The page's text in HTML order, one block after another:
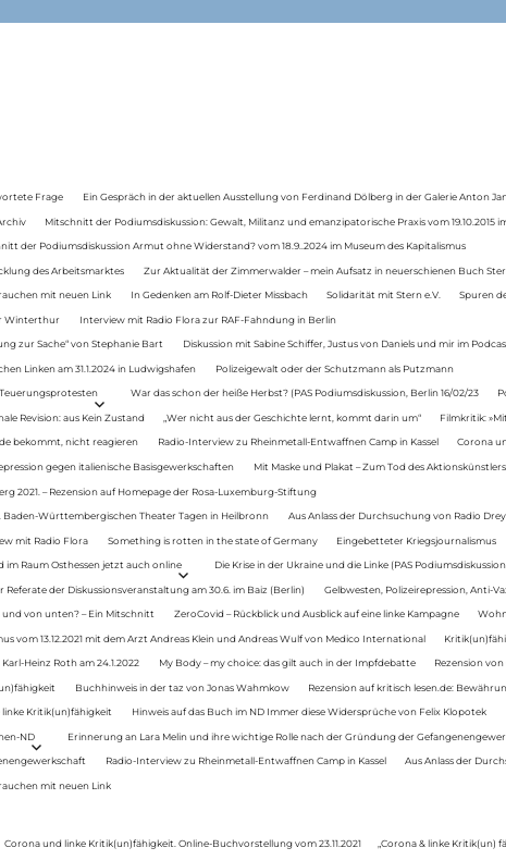
Frage Ein Gespräch in der aktuellen Ausstellung von Ferdinand Dölberg in der Galerie Anton
Mitschnitt der Podiumsdiskussion: Gewalt, Militanz und emanzipatorische Praxis vom 19.10.2015
der Podiumsdiskussion Armut ohne Widerstand? vom 18.9..2024 im Museum des Kapitalismus
des Arbeitsmarktes Zur Aktualität der Zimmerwalder – mein Aufsatz in neuerschienen Buch
mit neuen Link In Gedenken am Rolf-Dieter Missbach Solidarität mit Stern e.V. Spuren
Winterthur Interview mit Radio Flora zur RAF-Fahndung in Berlin
zur Sache“ von Stephanie Bart Diskussion mit Sabine Schiffer, Justus von Daniels und mir im
Linken am 31.1.2024 in Ludwigshafen Polizeigewalt oder der Schutzmann als Putzmann
Teuerungsprotesten War das schon der heiße Herbst? (PAS Podiumsdiskussion, Berlin 16/02/23
Revision: aus Kein Zustand „Wer nicht aus der Geschichte lernt, kommt darin um“ Filmkritik:
bekommt, nicht reagieren Radio-Interview zu Rheinmetall-Entwaffnen Camp in Kassel Corona
gegen italienische Basisgewerkschaften Mit Maske und Plakat – Zum Tod des
2021. – Rezension auf Homepage der Rosa-Luxemburg-Stiftung
Württembergischen Theater Tagen in Heilbronn Aus Anlass der Durchsuchung von Radio
mit Radio Flora Something is rotten in the state of Germany Eingebetteter Kriegsjournalismus
Raum Osthessen jetzt auch online Die Krise in der Ukraine und die Linke (PAS
der Diskussionsveranstaltung am 30.6. im Baiz (Berlin) Gelbwesten, Polizeirepression, Anti-
von unten? – Ein Mitschnitt ZeroCovid – Rückblick und Ausblick auf eine linke Kampagne
vom 13.12.2021 mit dem Arzt Andreas Klein und Andreas Wulf von Medico International
Heinz Roth am 24.1.2022 My Body – my choice: das gilt auch in der Impfdebatte Rezension
Buchhinweis in der taz von Jonas Wahmkow Rezension auf kritisch lesen.de:
linke Kritik(un)fähigkeit Hinweis auf das Buch im ND Immer diese Widersprüche von Felix Klopotek
ND Erinnerung an Lara Melin und ihre wichtige Rolle nach der Gründung der
Radio-Interview zu Rheinmetall-Entwaffnen Camp in Kassel Aus Anlass der
mit neuen Link
Corona und linke Kritik(un)fähigkeit. Online-Buchvorstellung vom 23.11.2021 „Corona & linke Kritik(un)